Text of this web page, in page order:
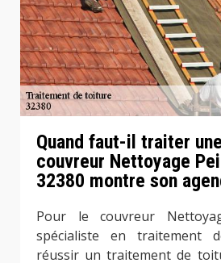
Quand faut-il traiter
couvreur Nettoyage
32380 montre son
Pour le couvreur
spécialiste en traitement
réussir un traitement de